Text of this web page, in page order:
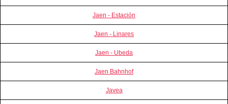
Jaen - Estación
Jaen - Linares
Jaen - Ubeda
Jaen Bahnhof
Javea